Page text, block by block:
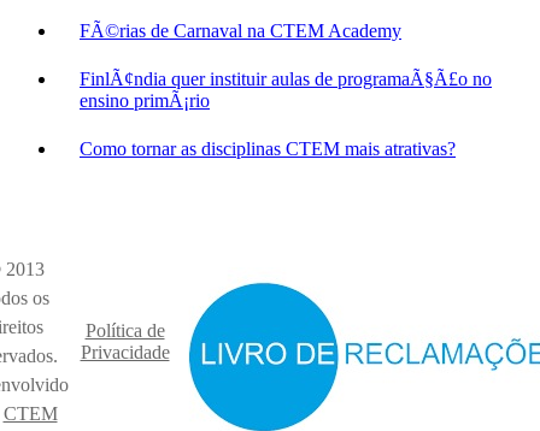
FÃ©rias de Carnaval na CTEM Academy
FinlÃ¢ndia quer instituir aulas de programaÃ§Ã£o no
ensino primÃ¡rio
Como tornar as disciplinas CTEM mais atrativas?
os
CTEM
Política de
Privacidade